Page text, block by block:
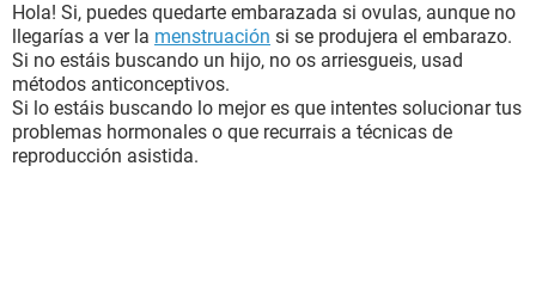
Hola! Si, puedes quedarte embarazada si ovulas, aunque no
llegarías a ver la menstruación si se produjera el embarazo.
Si no estáis buscando un hijo, no os arriesgueis, usad
métodos anticonceptivos.
Si lo estáis buscando lo mejor es que intentes solucionar tus
problemas hormonales o que recurrais a técnicas de
reproducción asistida.